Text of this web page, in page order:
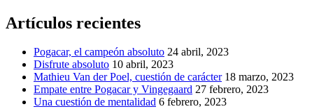
Artículos recientes
Pogacar, el campeón absoluto 24 abril, 2023
Disfrute absoluto 10 abril, 2023
Mathieu Van der Poel, cuestión de carácter 18 marzo, 2023
Empate entre Pogacar y Vingegaard 27 febrero, 2023
Una cuestión de mentalidad 6 febrero, 2023